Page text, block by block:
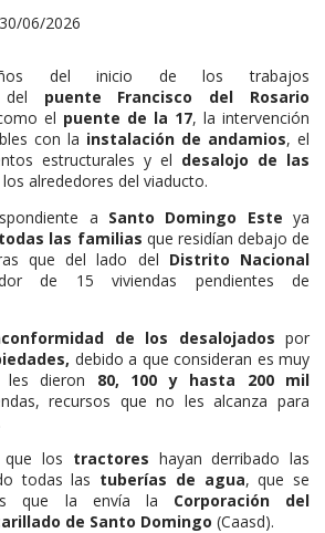
30/06/2026
del inicio de los trabajos
puente Francisco del Rosario
el puente de la 17, la intervención
con la instalación de andamios, el
estructurales y el desalojo de las
alrededores del viaducto.
a Santo Domingo Este ya
las familias que residían debajo de
que del lado del Distrito Nacional
de 15 viviendas pendientes de
de los desalojados por
debido a que consideran es muy
les dieron 80, 100 y hasta 200 mil
recursos que no les alcanza para
que los tractores hayan derribado las
todas las tuberías de agua, que se
que la envía la Corporación del
de Santo Domingo (Caasd).